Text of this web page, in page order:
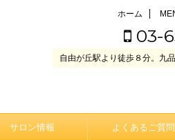
ホーム
03-
自由が丘駅より徒歩８分。九
サロン情報 よくあるご質問